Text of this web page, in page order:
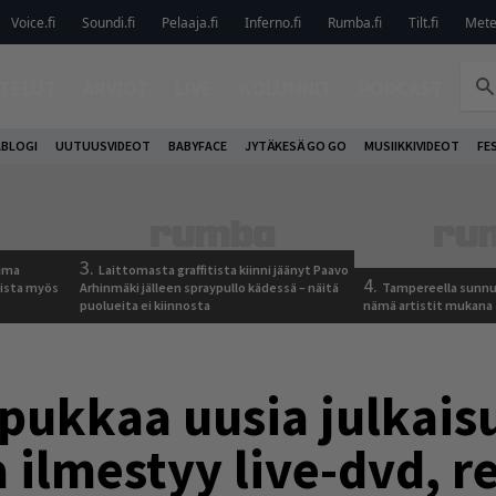
Voice.fi Soundi.fi Pelaaja.fi Inferno.fi Rumba.fi Tilt.fi
UUTUUSVIDEOT BABYFACE JYTÄKESÄ GO GO MUSIIKKIVIDEOT
myös
3. Laittomasta graffitista kiinni jäänyt Paavo
Arhinmäki jälleen spraypullo kädessä – näitä
puolueita ei kiinnosta
4. Tampereella
nämä artistit mukana
uusia
ilmestyy live-dvd,